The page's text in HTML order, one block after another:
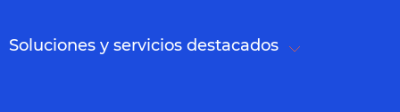
Soluciones y servicios destacados